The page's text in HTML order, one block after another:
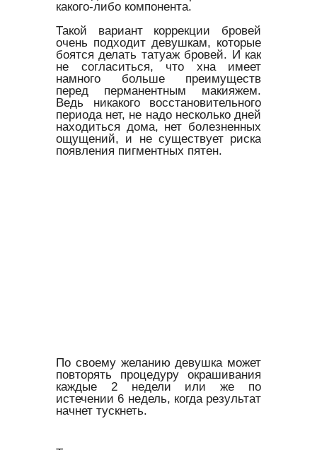
какого-либо компонента.
Такой вариант коррекции бровей
очень подходит девушкам, которые
боятся делать татуаж бровей. И как
не согласиться, что хна имеет
намного больше преимуществ
перед перманентным макияжем.
Ведь никакого восстановительного
периода нет, не надо несколько дней
находиться дома, нет болезненных
ощущений, и не существует риска
появления пигментных пятен.
По своему желанию девушка может
повторять процедуру окрашивания
каждые 2 недели или же по
истечении 6 недель, когда результат
начнет тускнеть.